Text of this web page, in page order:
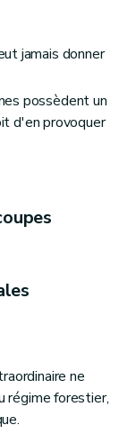
jamais donner
possèdent un
d'en provoquer
ne
régime forestier,